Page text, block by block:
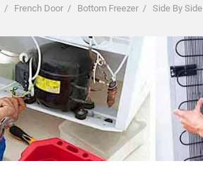
/ French Door / Bottom Freezer / Side By Side